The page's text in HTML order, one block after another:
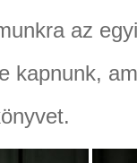
az
kapnunk,